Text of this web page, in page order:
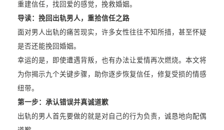
重建信任，找回爱的感觉，挽救婚姻。
导读：挽回出轨男人，重拾信任之路
面对男人出轨的痛苦现实，许多女性往往不知所措，甚至怀疑
是否还能挽回婚姻。
幸运的是，即使遭遇背叛，也有办法让爱情再次燃烧。本文将
为你揭示九个关键步骤，助你逐步恢复信任，修复受损的情感
纽带。
第一步： 承认错误并真诚道歉
出轨的男人首先要做的就是对自己的行为负责，诚恳地向配偶